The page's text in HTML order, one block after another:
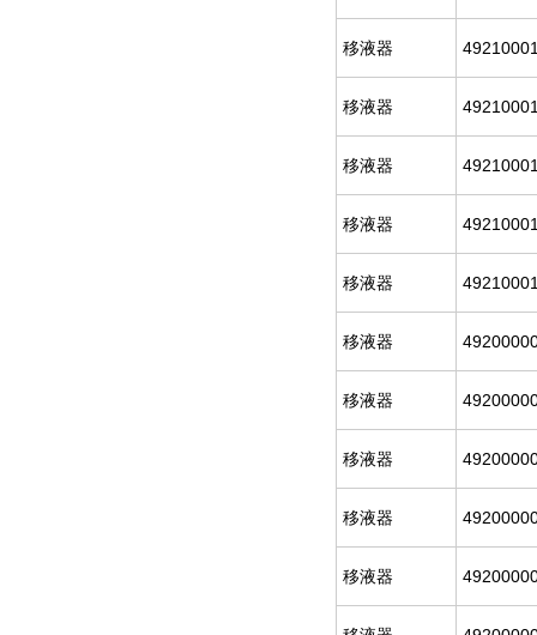
移液器
移液器
移液器
移液器
移液器
移液器
移液器
移液器
移液器
移液器